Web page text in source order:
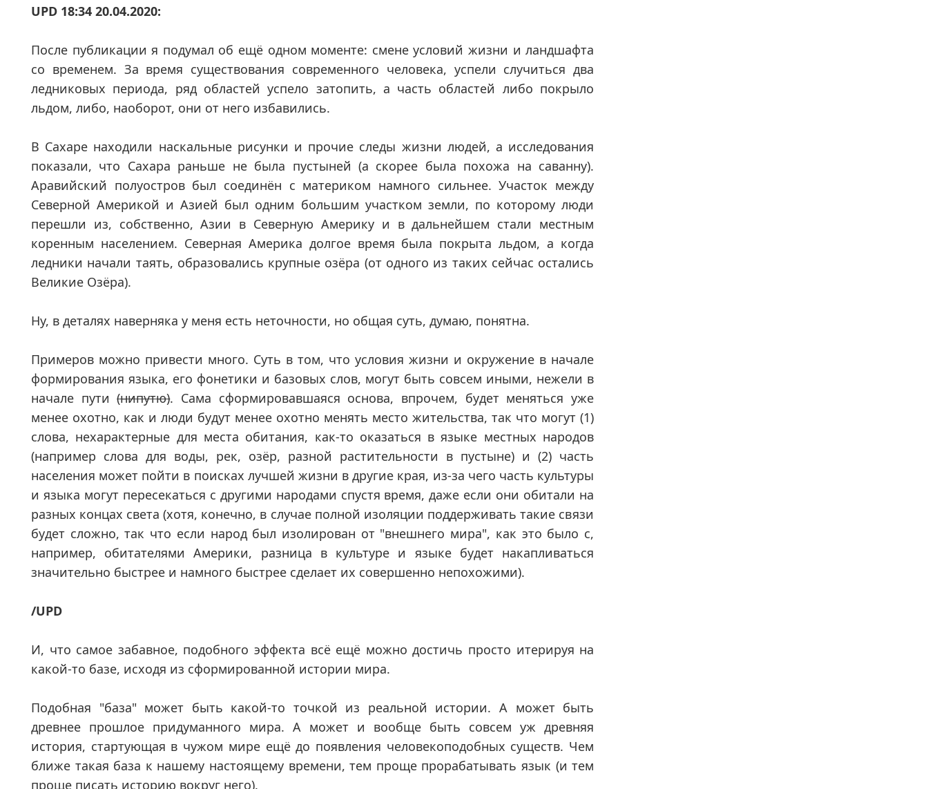
UPD 18:34 20.04.2020:
После публикации я подумал об ещё одном моменте: смене условий жизни и ландшафта
со временем. За время существования современного человека, успели случиться два
ледниковых периода, ряд областей успело затопить, а часть областей либо покрыло
льдом, либо, наоборот, они от него избавились.
В Сахаре находили наскальные рисунки и прочие следы жизни людей, а исследования
показали, что Сахара раньше не была пустыней (а скорее была похожа на саванну).
Аравийский полуостров был соединён с материком намного сильнее. Участок между
Северной Америкой и Азией был одним большим участком земли, по которому люди
перешли из, собственно, Азии в Северную Америку и в дальнейшем стали местным
коренным населением. Северная Америка долгое время была покрыта льдом, а когда
ледники начали таять, образовались крупные озёра (от одного из таких сейчас остались
Великие Озёра).
Ну, в деталях наверняка у меня есть неточности, но общая суть, думаю, понятна.
Примеров можно привести много. Суть в том, что условия жизни и окружение в начале
формирования языка, его фонетики и базовых слов, могут быть совсем иными, нежели в
начале пути(нипутю). Сама сформировавшаяся основа, впрочем, будет меняться уже
менее охотно, как и люди будут менее охотно менять место жительства, так что могут (1)
слова, нехарактерные для места обитания, как-то оказаться в языке местных народов
(например слова для воды, рек, озёр, разной растительности в пустыне) и (2) часть
населения может пойти в поисках лучшей жизни в другие края, из-за чего часть культуры
и языка могут пересекаться с другими народами спустя время, даже если они обитали на
разных концах света (хотя, конечно, в случае полной изоляции поддерживать такие связи
будет сложно, так что если народ был изолирован от "внешнего мира", как это было с,
например, обитателями Америки, разница в культуре и языке будет накапливаться
значительно быстрее и намного быстрее сделает их совершенно непохожими).
/UPD
И, что самое забавное, подобного эффекта всё ещё можно достичь просто итерируя на
какой-то базе, исходя из сформированной истории мира.
Подобная "база" может быть какой-то точкой из реальной истории. А может быть
древнее прошлое придуманного мира. А может и вообще быть совсем уж древняя
история, стартующая в чужом мире ещё до появления человекоподобных существ. Чем
ближе такая база к нашему настоящему времени, тем проще прорабатывать язык (и тем
проще писать историю вокруг него).